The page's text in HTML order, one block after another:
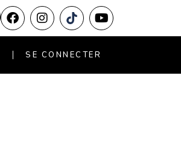
SE CONNECTER